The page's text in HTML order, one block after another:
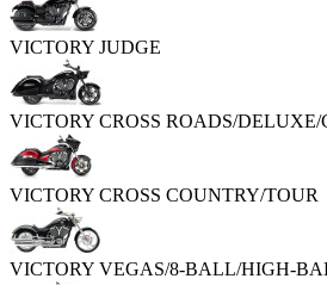
VICTORY JUDGE
VICTORY CROSS ROADS/DELUXE/
VICTORY CROSS COUNTRY/TOUR
VICTORY VEGAS/8-BALL/HIGH-